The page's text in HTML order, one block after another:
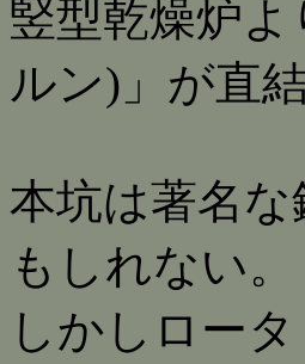
竪型乾燥炉
ルン)」が直
本坑は著名
もしれない。
しかしロー